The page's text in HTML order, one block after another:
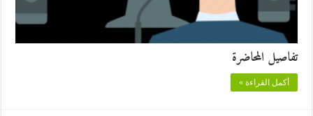
تفاصيل المحاضرة
أكمل القراءة »